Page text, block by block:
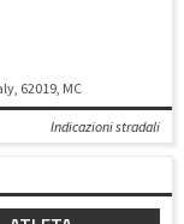
62019, MC
Indicazioni stradali